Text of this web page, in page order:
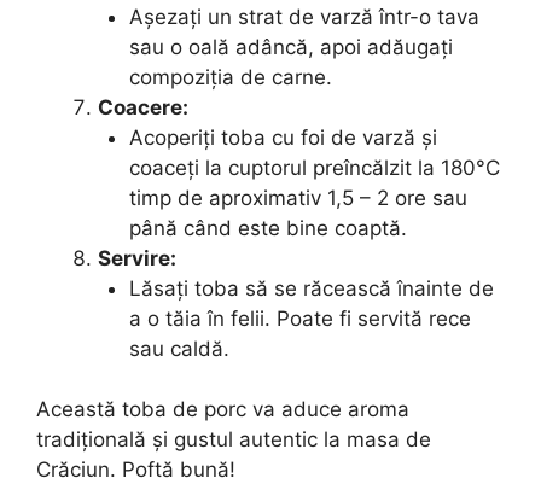
Așezați un strat de varză într-o tava
sau o oală adâncă, apoi adăugați
compoziția de carne.
Coacere:
Acoperiți toba cu foi de varză și
coaceți la cuptorul preîncălzit la 180°C
timp de aproximativ 1,5 – 2 ore sau
până când este bine coaptă.
Servire:
Lăsați toba să se răcească înainte de
a o tăia în felii. Poate fi servită rece
sau caldă.
Această toba de porc va aduce aroma
tradițională și gustul autentic la masa de
Crăciun. Poftă bună!